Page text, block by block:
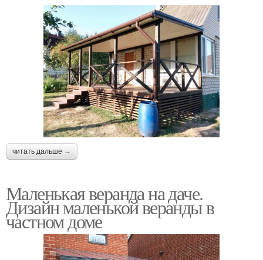
читать дальше →
Маленькая веранда на даче.
Дизайн маленькой веранды в
частном доме